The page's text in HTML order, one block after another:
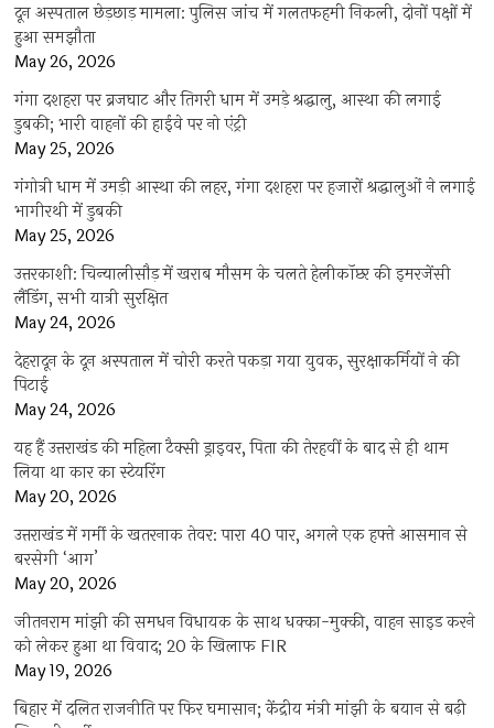
दून अस्पताल छेड़छाड़ मामला: पुलिस जांच में गलतफहमी निकली, दोनों पक्षों में
हुआ समझौता
May 26, 2026
गंगा दशहरा पर ब्रजघाट और तिगरी धाम में उमड़े श्रद्धालु, आस्था की लगाई
डुबकी; भारी वाहनों की हाईवे पर नो एंट्री
May 25, 2026
गंगोत्री धाम में उमड़ी आस्था की लहर, गंगा दशहरा पर हजारों श्रद्धालुओं ने लगाई
भागीरथी में डुबकी
May 25, 2026
उत्तरकाशी: चिन्यालीसौड़ में खराब मौसम के चलते हेलीकॉप्टर की इमरजेंसी
लैंडिंग, सभी यात्री सुरक्षित
May 24, 2026
देहरादून के दून अस्पताल में चोरी करते पकड़ा गया युवक, सुरक्षाकर्मियों ने की
पिटाई
May 24, 2026
यह हैं उत्तराखंड की महिला टैक्सी ड्राइवर, पिता की तेरहवीं के बाद से ही थाम
लिया था कार का स्टेयरिंग
May 20, 2026
उत्तराखंड में गर्मी के खतरनाक तेवर: पारा 40 पार, अगले एक हफ्ते आसमान से
बरसेगी ‘आग’
May 20, 2026
जीतनराम मांझी की समधन विधायक के साथ धक्का-मुक्की, वाहन साइड करने
को लेकर हुआ था विवाद; 20 के खिलाफ FIR
May 19, 2026
बिहार में दलित राजनीति पर फिर घमासान; केंद्रीय मंत्री मांझी के बयान से बढ़ी